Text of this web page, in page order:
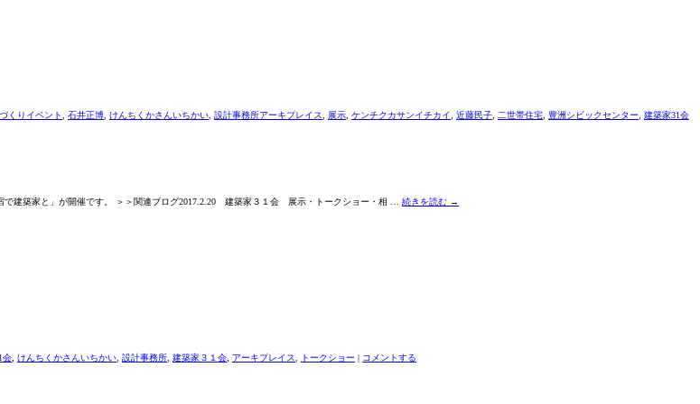
展
参
くりイベント 石井正博 けんちくかさんいちかい 設計事務所アーキプレイス 展示 ケンチクカサンイチカイ 近藤民子 二世帯住宅 豊洲シビックセンター
建築家31会
建築家と」が開催です。 ＞＞関連ブログ2017.2.20 建築家３１会 展示・トークショー・相 … 続きを読む →
会, けんちくかさんいちかい, 設計事務所, 建築家３１会, アーキプレイス, トークショー コメントする